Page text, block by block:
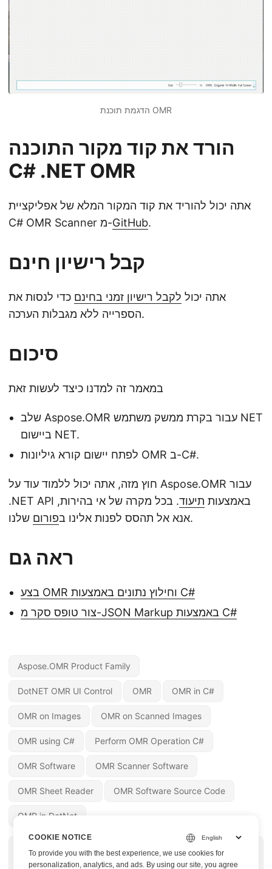
הדגמת תוכנת OMR
הורד את קוד מקור התוכנה
C# .NET OMR
אתה יכול להוריד את קוד המקור המלא של אפליקציית
C# OMR Scanner מ-GitHub.
קבל רישיון חינם
אתה יכול לקבל רישיון זמני בחינם כדי לנסות את
הספרייה ללא מגבלות הערכה.
סיכום
במאמר זה למדנו כיצד לעשות זאת
שלב Aspose.OMR עבור בקרת ממשק משתמש NET
ביישום NET.
לפתח יישום קורא גיליונות OMR ב-C#.
חוץ מזה, אתה יכול ללמוד עוד על Aspose.OMR עבור
.NET API באמצעות תיעוד. בכל מקרה של אי בהירות,
אנא אל תהסס לפנות אלינו בפורום שלנו.
ראה גם
בצע OMR וחילוץ נתונים באמצעות C#
צור טופס סקר מ-JSON Markup באמצעות C#
Aspose.OMR Product Family
DotNET OMR UI Control OMR OMR in C#
OMR on Images OMR on Scanned Images
OMR using C# Perform OMR Operation C#
OMR Software OMR Scanner Software
OMR Sheet Reader OMR Software Source Code
OMR in DotNet
חילוץ נתונים מתמונות בצע OMR וחילוץ
COOKIE NOTICE
To provide you with the best experience, we use cookies for
personalization, analytics, and ads. By using our site, you agree